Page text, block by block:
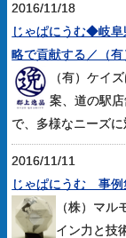
2016/11/18
じゃぱにうむ◆岐阜
略で貢献する／（
（有）ケイ
案、道の駅
で、多様なニーズに
2016/11/11
じゃぱにうむ 事
（株）マ
イン力と技